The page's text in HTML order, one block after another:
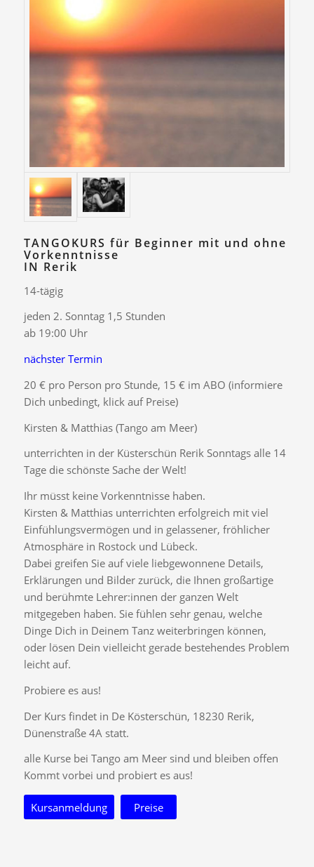
TANGOKURS für Beginner mit und ohne
Vorkenntnisse
IN Rerik
14-tägig
jeden 2. Sonntag 1,5 Stunden
ab 19:00 Uhr
nächster Termin
20 € pro Person pro Stunde, 15 € im ABO (informiere
Dich unbedingt, klick auf Preise)
Kirsten & Matthias (Tango am Meer)
unterrichten in der Küsterschün Rerik Sonntags alle 14
Tage die schönste Sache der Welt!
Ihr müsst keine Vorkenntnisse haben.
Kirsten & Matthias unterrichten erfolgreich mit viel
Einfühlungsvermögen und in gelassener, fröhlicher
Atmosphäre in Rostock und Lübeck.
Dabei greifen Sie auf viele liebgewonnene Details,
Erklärungen und Bilder zurück, die Ihnen großartige
und berühmte Lehrer:innen der ganzen Welt
mitgegeben haben. Sie fühlen sehr genau, welche
Dinge Dich in Deinem Tanz weiterbringen können,
oder lösen Dein vielleicht gerade bestehendes Problem
leicht auf.
Probiere es aus!
Der Kurs findet in De Kösterschün, 18230 Rerik,
Dünenstraße 4A statt.
alle Kurse bei Tango am Meer sind und bleiben offen
Kommt vorbei und probiert es aus!
Kursanmeldung Preise